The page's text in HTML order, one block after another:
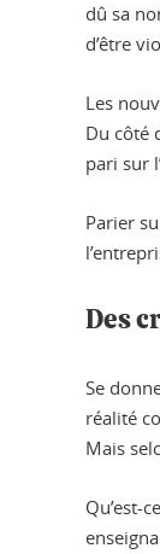
dû sa
d’être
Les
Du côté
pari sur
Parier
Des
Se
réalité
Mais
Qu’est-